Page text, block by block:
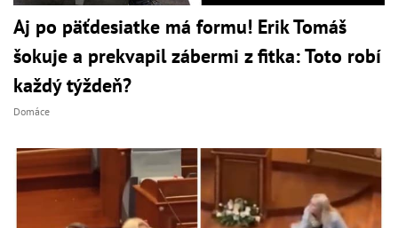
Aj po päťdesiatke má formu! Erik Tomáš
šokuje a prekvapil zábermi z fitka: Toto robí
každý týždeň?
Domáce